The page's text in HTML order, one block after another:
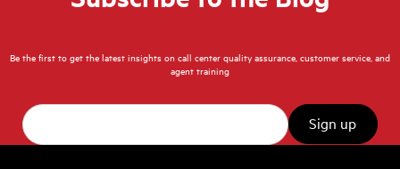
Be the first to get the latest insights on call center quality assurance, customer service, and
agent training